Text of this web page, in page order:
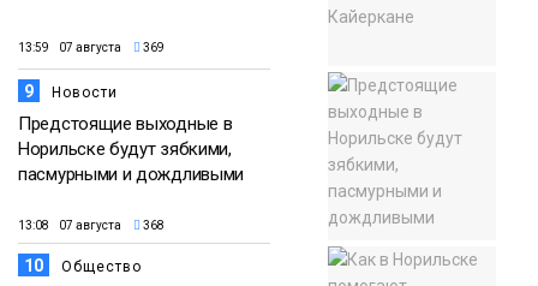
13:59 07 августа 369
9 Новости
Предстоящие выходные в
Норильске будут зябкими,
пасмурными и дождливыми
13:08 07 августа 368
10 Общество